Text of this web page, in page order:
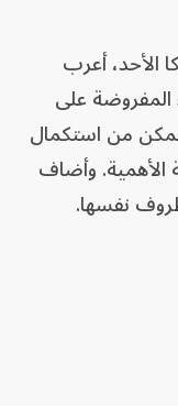
الأحد، أعرب
المفروضة على
من استكمال
الأهمية. وأضاف
نفسها.